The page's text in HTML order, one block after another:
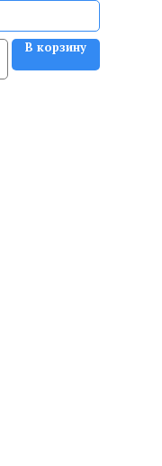
В корзину